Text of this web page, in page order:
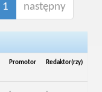
1 następny
Promotor Redaktor(rzy)